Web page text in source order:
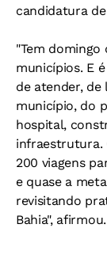
candidatura
"Tem
municípios. E
de atender, de
município, do
hospital,
infraestrutura.
200 viagens
e quase a
revisitando
Bahia", afirmou.